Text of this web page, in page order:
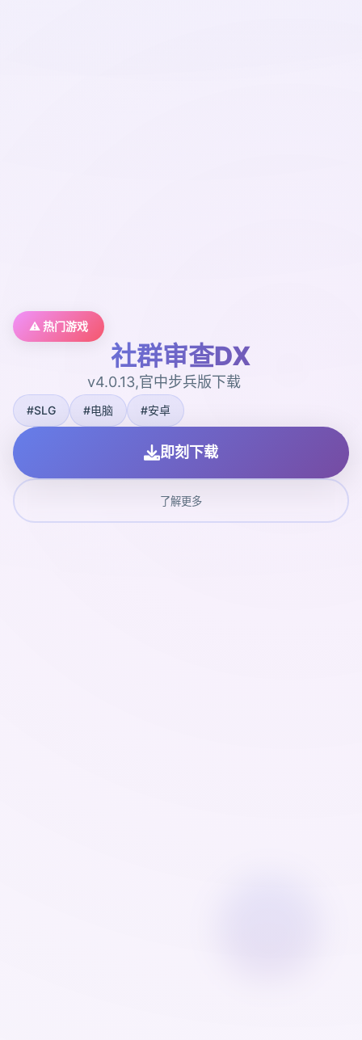
⚠️ 热门游戏
社群审查DX
v4.0.13,官中步兵版下载
#SLG #电脑 #安卓
即刻下载
了解更多